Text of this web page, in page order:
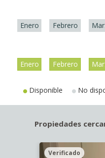
Enero Febrero
Enero Febrero
Disponible No
Propiedades
Verificado